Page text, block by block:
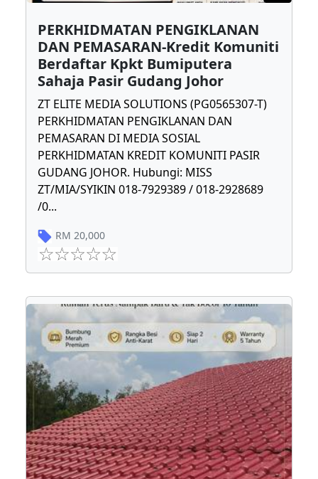
PERKHIDMATAN PENGIKLANAN
DAN PEMASARAN-Kredit Komuniti
Berdaftar Kpkt Bumiputera
Sahaja Pasir Gudang Johor
ZT ELITE MEDIA SOLUTIONS (PG0565307-T)
PERKHIDMATAN PENGIKLANAN DAN
PEMASARAN DI MEDIA SOSIAL
PERKHIDMATAN KREDIT KOMUNITI PASIR
GUDANG JOHOR. Hubungi: MISS
ZT/MIA/SYIKIN 018-7929389 / 018-2928689
/0...
RM 20,000